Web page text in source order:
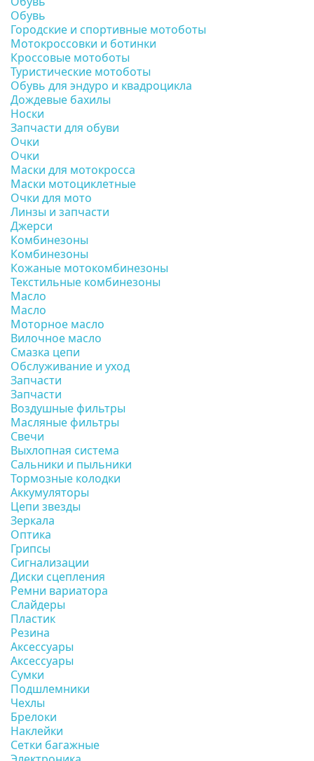
Обувь
Городские и спортивные мотоботы
Мотокроссовки и ботинки
Кроссовые мотоботы
Туристические мотоботы
Обувь для эндуро и квадроцикла
Дождевые бахилы
Носки
Запчасти для обуви
Очки
Очки
Маски для мотокросса
Маски мотоциклетные
Очки для мото
Линзы и запчасти
Джерси
Комбинезоны
Комбинезоны
Кожаные мотокомбинезоны
Текстильные комбинезоны
Масло
Масло
Моторное масло
Вилочное масло
Смазка цепи
Обслуживание и уход
Запчасти
Запчасти
Воздушные фильтры
Масляные фильтры
Свечи
Выхлопная система
Сальники и пыльники
Тормозные колодки
Аккумуляторы
Цепи звезды
Зеркала
Оптика
Грипсы
Сигнализации
Диски сцепления
Ремни вариатора
Слайдеры
Пластик
Резина
Аксессуары
Аксессуары
Сумки
Подшлемники
Чехлы
Брелоки
Наклейки
Сетки багажные